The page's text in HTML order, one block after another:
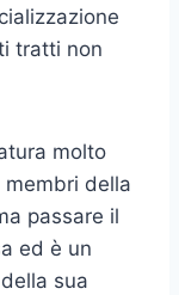
tratti non
molto
della
passare il
ed è un
sua